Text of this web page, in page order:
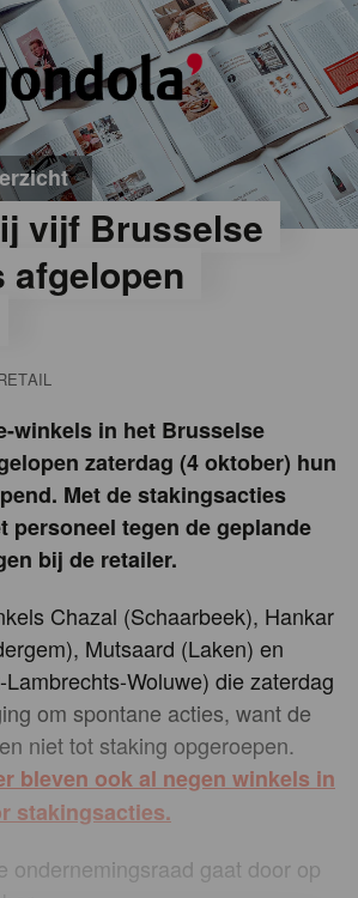
vijf Brusselse
afgelopen
winkels in het Brusselse
zaterdag (4 oktober) hun
Met de stakingsacties
personeel tegen de geplande
bij de retailer.
Chazal (Schaarbeek), Hankar
Mutsaard (Laken) en
Woluwe) die zaterdag
om spontane acties, want de
niet tot staking opgeroepen.
bleven ook al negen winkels in
stakingsacties.
ondernemingsraad gaat door op